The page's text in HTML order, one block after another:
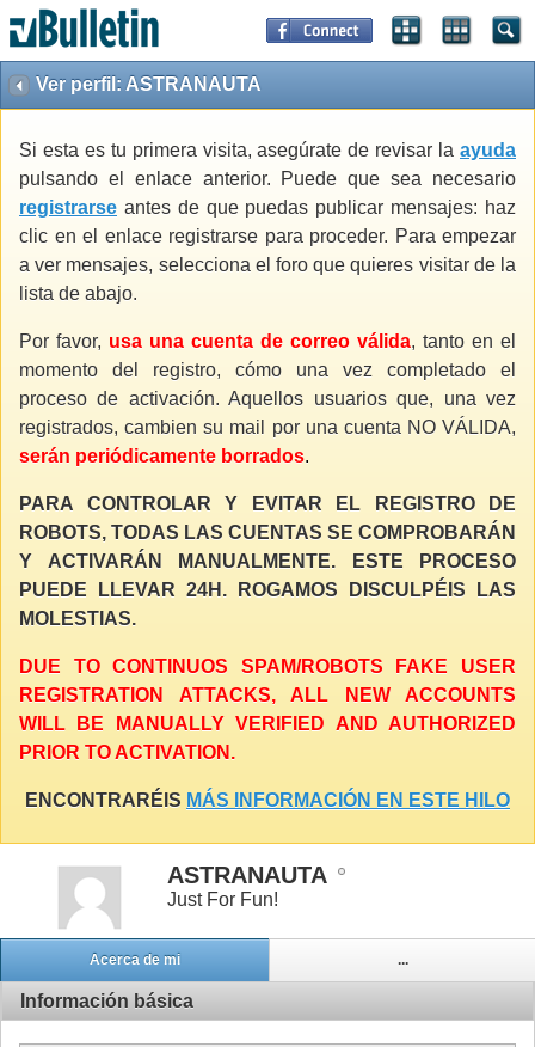
Ver perfil: ASTRANAUTA
Si esta es tu primera visita, asegúrate de revisar la ayuda
pulsando el enlace anterior. Puede que sea necesario
registrarse antes de que puedas publicar mensajes: haz
clic en el enlace registrarse para proceder. Para empezar
a ver mensajes, selecciona el foro que quieres visitar de la
lista de abajo.
Por favor, usa una cuenta de correo válida, tanto en el
momento del registro, cómo una vez completado el
proceso de activación. Aquellos usuarios que, una vez
registrados, cambien su mail por una cuenta NO VÁLIDA,
serán periódicamente borrados.
PARA CONTROLAR Y EVITAR EL REGISTRO DE
ROBOTS, TODAS LAS CUENTAS SE COMPROBARÁN
Y ACTIVARÁN MANUALMENTE. ESTE PROCESO
PUEDE LLEVAR 24H. ROGAMOS DISCULPÉIS LAS
MOLESTIAS.
DUE TO CONTINUOS SPAM/ROBOTS FAKE USER
REGISTRATION ATTACKS, ALL NEW ACCOUNTS
WILL BE MANUALLY VERIFIED AND AUTHORIZED
PRIOR TO ACTIVATION.
ENCONTRARÉIS MÁS INFORMACIÓN EN ESTE HILO
ASTRANAUTA
Just For Fun!
Acerca de mi ...
Información básica